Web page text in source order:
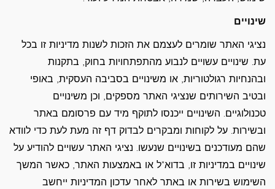
שינויים
נציגי האתר שומרים לעצמם את הזכות לשנות מדיניות זו בכל
עת. שינויים עשויים לנבוע מהתפתחויות בחוק, בתקנות
ובהנחיות רגולטוריות, או משינויים בסביבה העסקית, באופי
ובטיב השירותים שנציגי האתר מספקים, וכן משינויים
טכנולוגיים. השינויים ייכנסו לתוקף מיד עם פרסומם באתר
ובשירות. על לקוחות ומבקרים לבדוק דף זה מעת לעת כדי לוודא
שהם מעודכנים בשינויים שנעשו. נציגי האתר עשויים להודיע על
שינויים במדיניות זו, בדוא"ל או באמצעות האתר, כאשר המשך
השימוש בשירות או באתר לאחר עדכון המדיניות ייחשב